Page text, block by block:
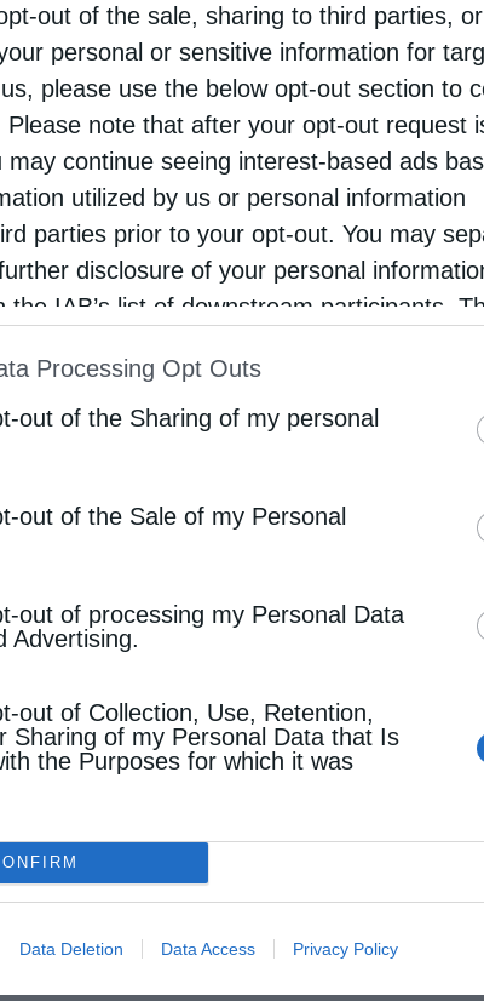
out of the sale, sharing to third parties, or
personal or sensitive information for
please use the below opt-out section to
Please note that after your opt-out request
may continue seeing interest-based ads
utilized by us or personal information
parties prior to your opt-out. You may
disclosure of your personal
the IAB’s list of downstream participants.
Participantsthat may further
Processing Opt Outs
out of the Sharing of my personal
out of the Sale of my Personal
out of processing my Personal Data
Advertising.
out of Collection, Use, Retention,
Sharing of my Personal Data that Is
the Purposes for which it was
Data Deletion Data Access Privacy Policy
στους πιστούς τη χρήση μάσκας ( «ο